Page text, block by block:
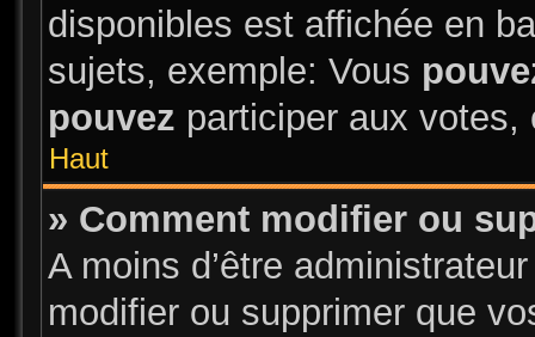
disponibles est affichée en
sujets, exemple: Vous
pouvez participer aux votes,
Haut
» Comment modifier ou
A moins d’être
modifier ou supprimer que